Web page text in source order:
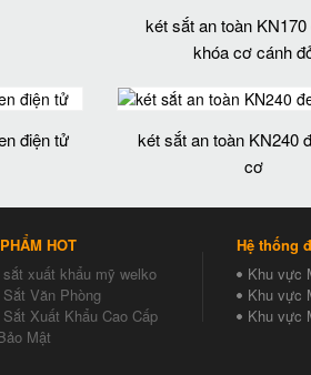
két sắt an toàn KN170
khóa cơ cánh
điện tử
két sắt an toàn KN240
cơ
HOT
sắt xuất khẩu mỹ welko
Văn Phòng
Xuất Khẩu Cao Cấp
Mật
Hệ thống
Khu vực
Khu vực
Khu vực